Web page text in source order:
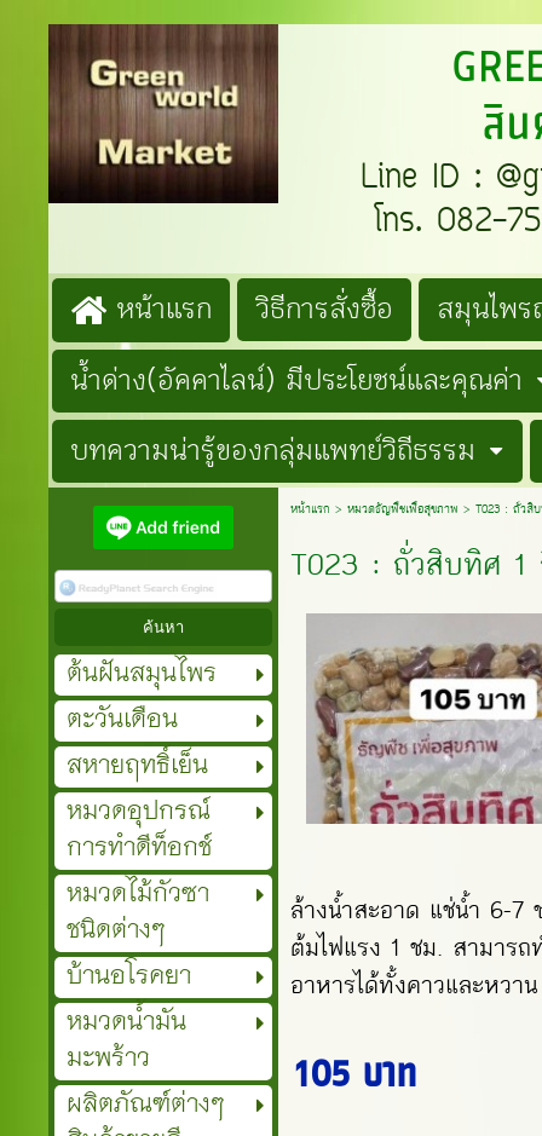
สิ
Line ID :
โทร. 082-
หน้าแรก วิธีการสั่งซื้อ
สมุนไพ
น้ำด่าง(อัคคาไลน์) มีประโยชน์และคุณค่า
บทความน่ารู้ของกลุ่มแพทย์วิถีธรรม
ต้นฝันสมุนไพร
ตะวันเดือน
สหายฤทธิ์เย็น
หมวดอุปกรณ์
การทำดีท็อกช์
หมวดไม้กัวซา
ชนิดต่างๆ
บ้านอโรคยา
หมวดน้ำมัน
มะพร้าว
ผลิตภัณฑ์ต่างๆ
หน้าแรก > หมวดธัญพืชเพื่อสุขภาพ > T023 : ถั่วสิ
T023 : ถั่วสิบทิศ 1
ล้างน้ำสะอาด แช่น้ำ 6-7
ต้มไฟแรง 1 ชม. สามารถ
อาหารได้ทั้งคาวและหวาน
105 บาท